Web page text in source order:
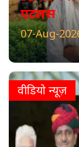
एटलस
07-Aug-
वीडियो न्यूज़